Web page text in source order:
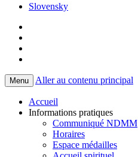
Slovensky
Menu Aller au contenu principal
Accueil
Informations pratiques
Communiqué NDMM
Horaires
Espace médailles